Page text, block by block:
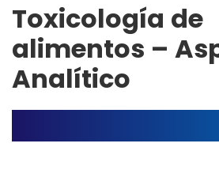
Toxicología de
alimentos –
Analítico